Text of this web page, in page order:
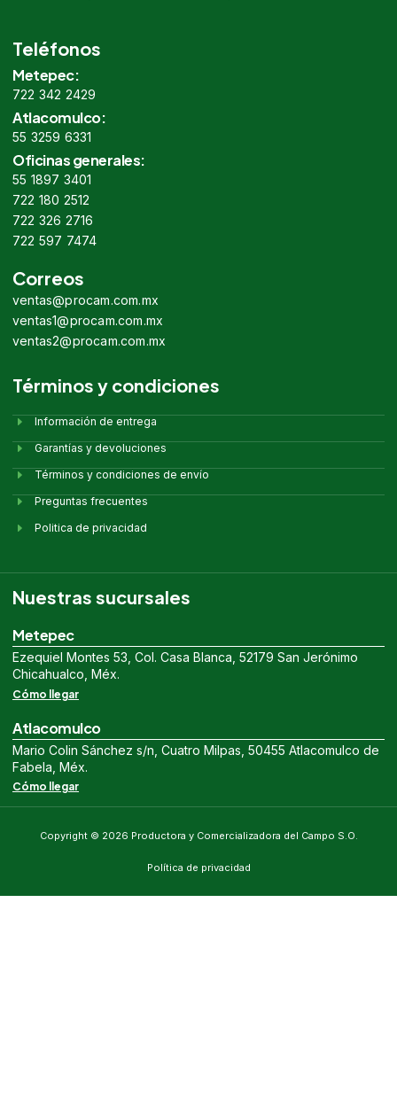
Teléfonos
Metepec:
722 342 2429
Atlacomulco:
55 3259 6331
Oficinas generales:
55 1897 3401
722 180 2512
722 326 2716
722 597 7474
Correos
ventas@procam.com.mx
ventas1@procam.com.mx
ventas2@procam.com.mx
Términos y condiciones
Información de entrega
Garantías y devoluciones
Términos y condiciones de envío
Preguntas frecuentes
Politica de privacidad
Nuestras sucursales
Metepec
Ezequiel Montes 53, Col. Casa Blanca, 52179 San Jerónimo
Chicahualco, Méx.
Cómo llegar
Atlacomulco
Mario Colin Sánchez s/n, Cuatro Milpas, 50455 Atlacomulco de
Fabela, Méx.
Cómo llegar
Copyright © 2026 Productora y Comercializadora del Campo S.O.
Política de privacidad